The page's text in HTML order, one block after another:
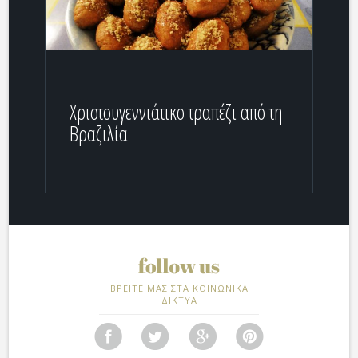
Χριστουγεννιάτικο τραπέζι από τη
Βραζιλία
ΒΡΕΙΤΕ ΜΑΣ ΣΤΑ ΚΟΙΝΩΝΙΚΑ
ΔΙΚΤΥΑ